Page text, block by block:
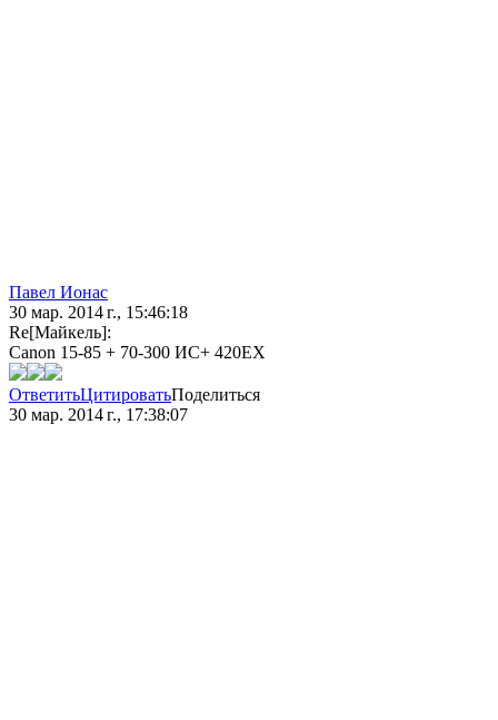
Павел Ионас
30 мар. 2014 г., 15:46:18
Re[Майкель]:
Canon 15-85 + 70-300 ИС+ 420ЕХ
ОтветитьЦитироватьПоделиться
30 мар. 2014 г., 17:38:07